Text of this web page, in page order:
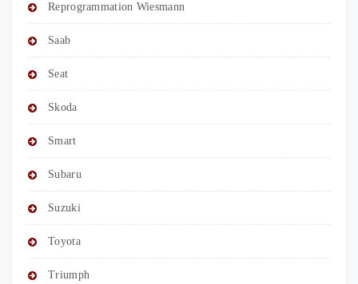
Reprogrammation Wiesmann
Saab
Seat
Skoda
Smart
Subaru
Suzuki
Toyota
Triumph